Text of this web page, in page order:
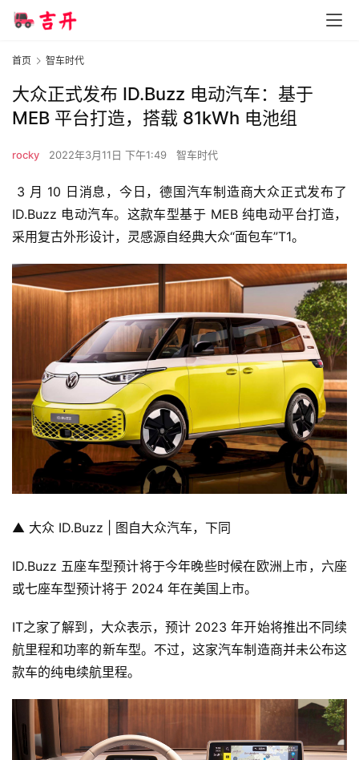
首页 智车时代
大众正式发布 ID.Buzz 电动汽车：基于
MEB 平台打造，搭载 81kWh 电池组
rocky 2022年3月11日 下午1:49 智车时代
3 月 10 日消息，今日，德国汽车制造商大众正式发布了
ID.Buzz 电动汽车。 这款车型基于 MEB 纯电动平台打造，
采用复古外形设计，灵感源自经典大众“面包车”T1。
▲ 大众 ID.Buzz | 图自大众汽车，下同
ID.Buzz 五座车型预计将于今年晚些时候在欧洲上市，六座
或七座车型预计将于 2024 年在美国上市。
IT之家了解到，大众表示，预计 2023 年开始将推出不同续
航里程和功率的新车型。不过，这家汽车制造商并未公布这
款车的纯电续航里程。